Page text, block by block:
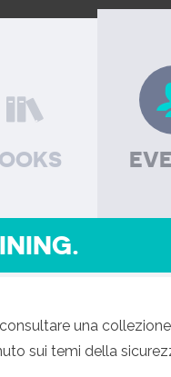
una
sui temi della